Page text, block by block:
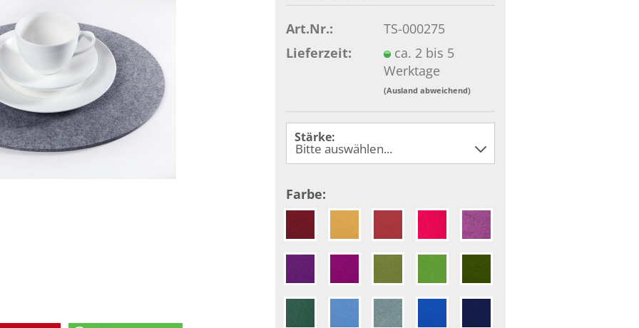
Art.Nr.:
TS-000275
Lieferzeit:
ca. 2 bis 5
Werktage
(Ausland abweichend)
Stärke:
Farbe: